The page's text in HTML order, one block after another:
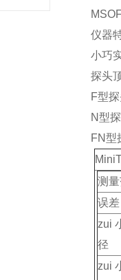
仪器
小巧
探头
F型
N型
FN型
测
误差
zui
径
zui